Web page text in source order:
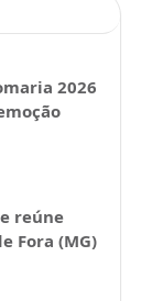
2026
reúne
Fora (MG)